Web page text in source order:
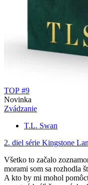
TOP #9
Novinka
Zvádzanie
T.L. Swan
2. diel série Kingstone
Všetko to začalo
morami som sa rozhodla
A kto by mi mohol